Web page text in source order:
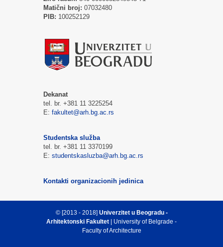
Matični broj: 07032480
PIB: 100252129
Dekanat
tel. br. +381 11 3225254
E: fakultet@arh.bg.ac.rs
Studentska služba
tel. br. +381 11 3370199
E: studentskasluzba@arh.bg.ac.rs
Kontakti organizacionih jedinica
© [2013 - 2018] Univerzitet u Beogradu -
Arhitektonski Fakultet | University of Belgrade -
Faculty of Architecture